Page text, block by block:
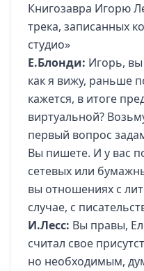
Книгозавра Игорю
трека, записанных
студио»
Е.Блонди: Игорь, вы
как я вижу, раньше
кажется, в итоге
виртуальной?
первый вопрос
Вы пишете. И у вас
сетевых или
вы отношениях с
случае, с
И.Лесс: Вы правы,
считал свое
но необходимым,